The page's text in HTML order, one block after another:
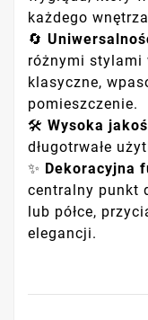
każdego
🔄
różnymi stylami
klasyczne,
pomieszczenie.
🛠️ Wysoka
długotrwałe
✨ Dekoracyjna
centralny punkt
lub półce,
elegancji.